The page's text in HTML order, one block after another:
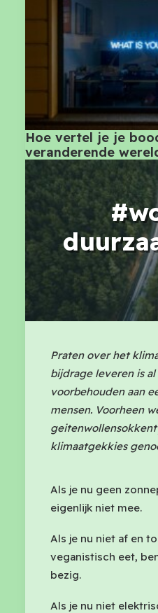
Hoe vertel je je
veranderende
Praten over het
bijdrage leveren is
voorbehouden aan
mensen. Voorheen
klimaatgekkies
Als je nu geen
eigenlijk niet mee.
Als je nu niet af en
veganistisch eet,
bezig.
Als je nu niet